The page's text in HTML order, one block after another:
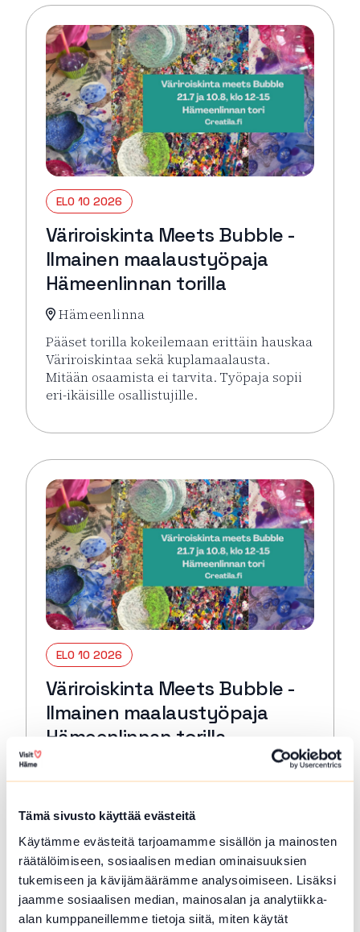
Tämä sivusto käyttää evästeitä
Käytämme evästeitä tarjoamamme sisällön ja mainosten
räätälöimiseen, sosiaalisen median ominaisuuksien
tukemiseen ja kävijämäärämme analysoimiseen. Lisäksi
jaamme sosiaalisen median, mainosalan ja analytiikka-
alan kumppaneillemme tietoja siitä, miten käytät
ELO 10 2026
Väriroiskinta Meets Bubble -
Ilmainen maalaustyöpaja
Hämeenlinnan torilla
Hämeenlinna
Pääset torilla kokeilemaan erittäin hauskaa
Väriroiskintaa sekä kuplamaalausta.
Mitään osaamista ei tarvita. Työpaja sopii
eri-ikäisille osallistujille.
Lue lisää tapahtumasta Väriroiskinta Meets
ELO 10 2026
Väriroiskinta Meets Bubble -
Ilmainen maalaustyöpaja
Hämeenlinnan torilla
Väriroiskintaa sekä kuplamaalausta.
eri-ikäisille osallistujille.
Lue lisää tapahtumasta Väriroiskinta Meets